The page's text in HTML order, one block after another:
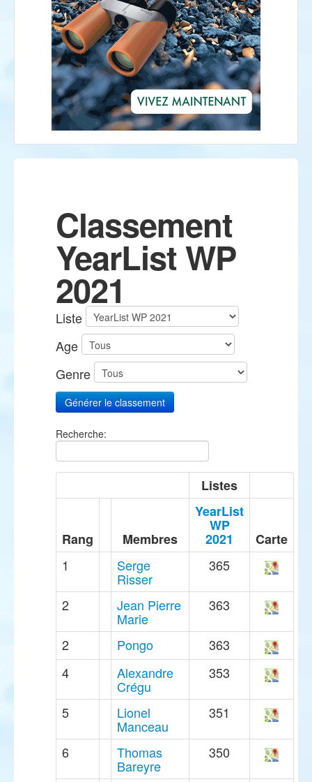
Classement
YearList WP
2021
Liste
Age
Genre
Recherche:
Listes
Rang Membres
YearList
WP
2021
Carte
1
Serge
Risser
365
2 Jean Pierre
Marie
363
2 Pongo
363
4
Alexandre
Crégu
353
5 Lionel
Manceau
351
6 Thomas
Bareyre
350